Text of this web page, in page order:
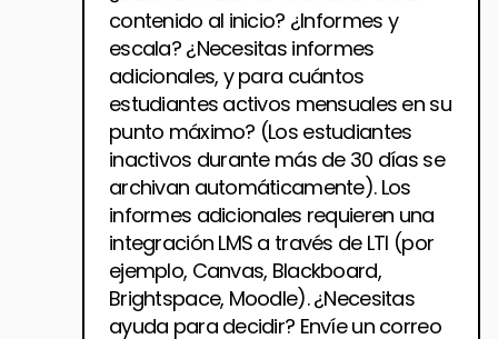
contenido al inicio? ¿Informes y
escala? ¿Necesitas informes
adicionales, y para cuántos
estudiantes activos mensuales en su
punto máximo? (Los estudiantes
inactivos durante más de 30 días se
archivan automáticamente). Los
informes adicionales requieren una
integración LMS a través de LTI (por
ejemplo, Canvas, Blackboard,
Brightspace, Moodle). ¿Necesitas
ayuda para decidir? Envíe un correo